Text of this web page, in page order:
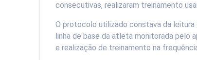
consecutivas, realizaram treinamento
O protocolo utilizado constava da
linha de base da atleta monitorada
e realização de treinamento na